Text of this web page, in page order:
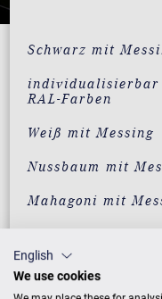
Schwarz mit
individualisierbar
RAL-Farben
Weiß mit Messing
Nussbaum mit
Mahagoni mit
Wurzelnussbaum
Messing
English
We use cookies